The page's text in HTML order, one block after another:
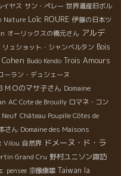
イヤス サン・ペレー 世界遺産旧ボル
Nature Loïc ROURE 伊藤の日本ツ
オーリックスの橋元さん アルデ
リュショット・シャンベルタン Bois
Budo Kendo Trois Amours
ーラン・デュシェーヌ
ＭＯのマサ子さん Domaine
AC Cote de Brouilly ロマネ・コン
Neuf Château Poupille Côtes de
さん Domaine des Maisons
Vilou 自然界 ドメーヌ・ド・ラ
Grand Cru 野村ユニソン諏訪
pensee 宗像康雄 Taiwan la